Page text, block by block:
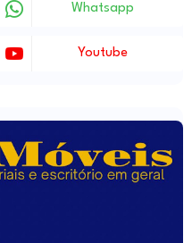
Whatsapp
Youtube